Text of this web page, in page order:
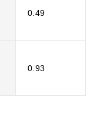
0.49
0.93